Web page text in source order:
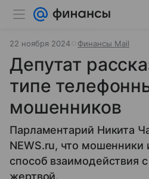
22 ноября 2024 Финансы Mail
Депутат
типе
мошенников
Парламентарий Никита
NEWS.ru, что мошенники
способ взаимодействия
жертвой.